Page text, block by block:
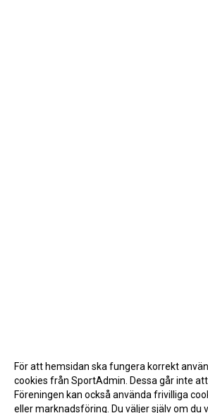
För att hemsidan ska fungera korrekt
cookies från SportAdmin. Dessa går inte
Föreningen kan också använda frivilliga
eller marknadsföring. Du väljer själv om du